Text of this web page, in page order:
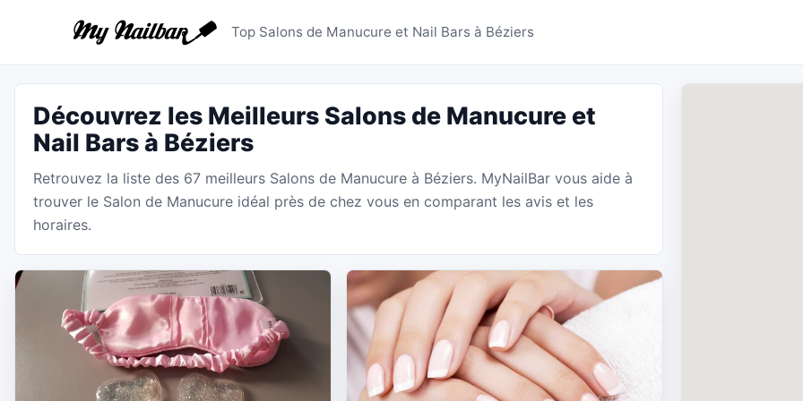
Salons de Manucure Béziers -
Top Salons de Manucure et Nail Bars à Béziers
Découvrez les Meilleurs Salons de Manucure et
Nail Bars à Béziers
Retrouvez la liste des 67 meilleurs Salons de Manucure à Béziers. MyNailBar vous aide à
trouver le Salon de Manucure idéal près de chez vous en comparant les avis et les
horaires.